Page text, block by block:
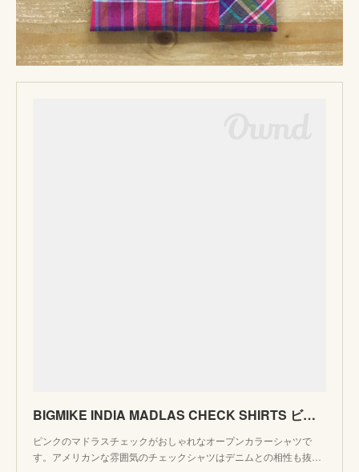
BIGMIKE INDIA MADLAS CHECK SHIRTS ビッグマイク マドラスチェックシャツ ピンク 半袖 オープンカラー MadeinJAPAN 日本製 | FLOSSY Online
ピンクのマドラスチェックがおしゃれなオープンカラーシャツで
す。アメリカンな雰囲気のチェックシャツはデニムとの相性も抜…